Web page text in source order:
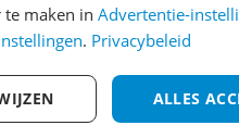
maken in Advertentie-
. Privacybeleid
ALLES